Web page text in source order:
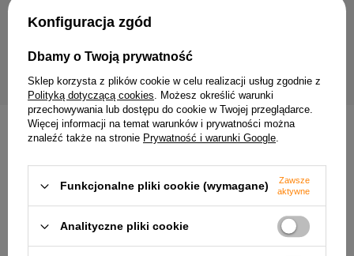
FILAMENT OZDOBNA 6W 700lm 2700K
5,99 zł
DAMIK Czujnik czujka
INNE PRODUKTY PRODUCENTA
Konfiguracja zgód
Dbamy o Twoją prywatność
Sklep korzysta z plików cookie w celu realizacji usług zgodnie z
Polityką dotyczącą cookies. Możesz określić warunki
przechowywania lub dostępu do cookie w Twojej przeglądarce.
Więcej informacji na temat warunków i prywatności można
znaleźć także na stronie Prywatność i warunki Google.
Funkcjonalne pliki cookie (wymagane)
Zawsze
aktywne
Analityczne pliki cookie